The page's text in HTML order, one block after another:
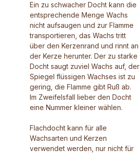
Ein zu schwacher Docht kann die
entsprechende Menge Wachs
nicht aufsaugen und zur Flamme
transportieren, das Wachs tritt
über den Kerzenrand und rinnt an
der Kerze herunter. Der zu starke
Docht saugt zuviel Wachs auf, der
Spiegel flüssigen Wachses ist zu
gering, die Flamme gibt Ruß ab.
Im Zweifelsfall lieber den Docht
eine Nummer kleiner wählen.
Flachdocht kann für alle
Wachsarten und Kerzen
verwendet werden, nur nicht für